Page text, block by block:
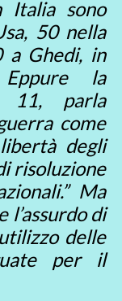
Italia sono
50 nella
a Ghedi, in
la
11, parla
come
degli
risoluzione
Ma
l’assurdo di
delle
per il